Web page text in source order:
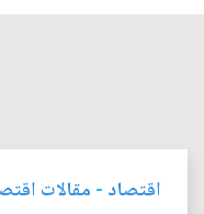
اقتصاد -مقالات